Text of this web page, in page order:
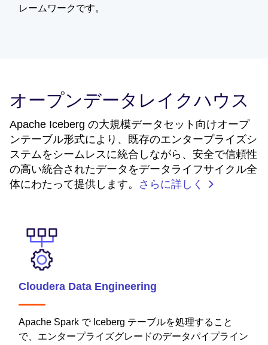
レームワークです。
オープンデータレイクハウス
Apache Iceberg の大規模データセット向けオープ
ンテーブル形式により、既存のエンタープライズシ
ステムをシームレスに統合しながら、安全で信頼性
の高い統合されたデータをデータライフサイクル全
体にわたって提供します。 さらに詳しく
Cloudera Data Engineering
Apache Spark で Iceberg テーブルを処理すること
で、エンタープライズグレードのデータパイプライン